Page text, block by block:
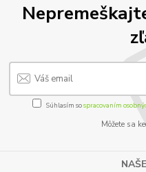
Súhlasím sospracovaním
Môžete sa